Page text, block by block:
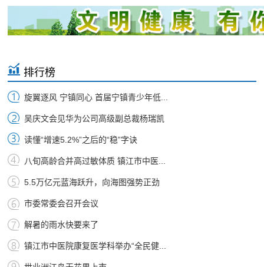
排行榜
旋翼逐风 宁镇同心 首届宁镇青少年低...
吴庆文会见华为公司高级副总裁杨瑞凯
读懂“增速5.2%”之后的“稳”字诀
八旬高龄合并高过敏体质 镇江市中医...
5.5万亿元蓝海跃升，向海图强势正劲
市委常委会召开会议
解暑的雨水快要来了
镇江市中医院康复医学科举办“全民健...